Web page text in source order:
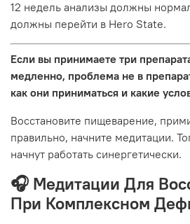
12 недель анализы должны
должны перейти в Hero State.
Если вы принимаете три
медленно, проблема не в
как они приниматься и какие
Восстановите пищеварение,
правильно, начните медитации.
начнут работать синергетически.
🎧 Медитации Для
При Комплексном